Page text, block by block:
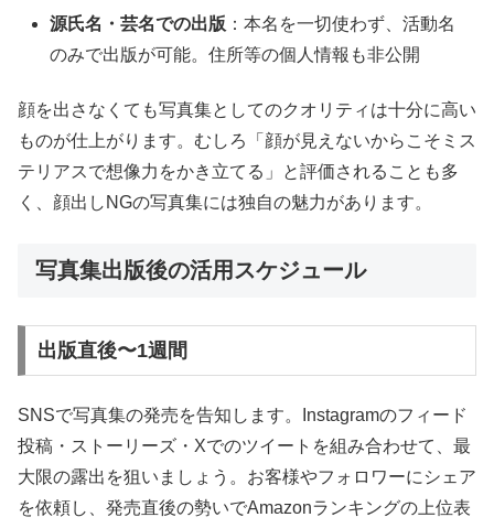
源氏名・芸名での出版 ：本名を一切使わず、活動名
のみで出版が可能。住所等の個人情報も非公開
顔を出さなくても写真集としてのクオリティは十分に高い
ものが仕上がります。むしろ「顔が見えないからこそミス
テリアスで想像力をかき立てる」と評価されることも多
く、顔出しNGの写真集には独自の魅力があります。
写真集出版後の活用スケジュール
出版直後〜1週間
SNSで写真集の発売を告知します。Instagramのフィード
投稿・ストーリーズ・Xでのツイートを組み合わせて、最
大限の露出を狙いましょう。お客様やフォロワーにシェア
を依頼し、発売直後の勢いでAmazonランキングの上位表